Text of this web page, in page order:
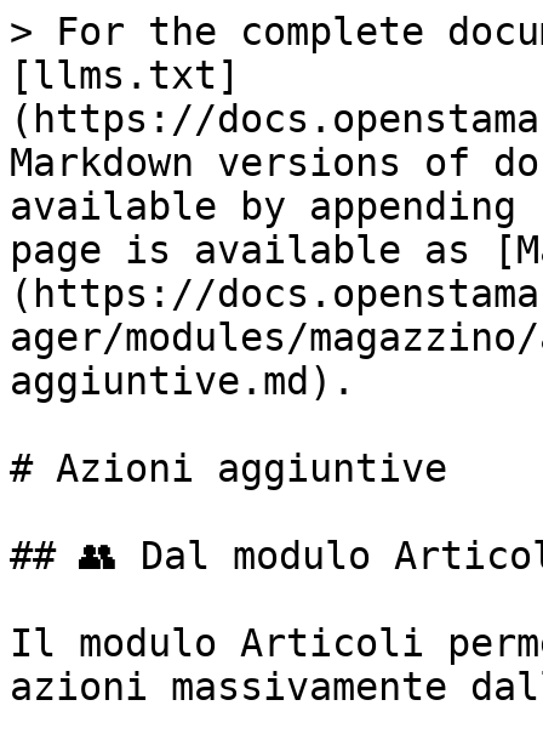
> For the complete
[llms.txt]
(https://
Markdown versions of
available by
page is available as
(https://
ager/modules/
aggiuntive.md).
# Azioni aggiuntive
## 👥 Dal modulo
Il modulo Articoli
azioni massivamente